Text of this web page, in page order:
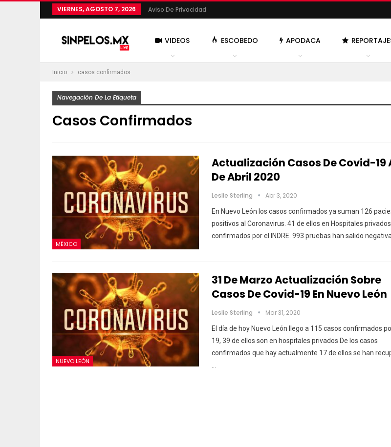
VIERNES, AGOSTO 7, 2026 Aviso De Privacidad
VIDEOS ESCOBEDO APODACA
Inicio casos confirmados
Navegación De La Etiqueta
Casos Confirmados
MÉXICO
Actualización Casos De Covid-19
De Abril 2020
Leslie Sterling Abr 3, 2020
En Nuevo León los casos confirmados ya suman 126
positivos al Coronavirus. 41 de ellos en Hospitales
confirmados por el INDRE. 993 pruebas han salido
NUEVO LEÓN
31 De Marzo Actualización Sobre
Casos De Covid-19 En Nuevo León
Leslie Sterling Mar 31, 2020
El día de hoy Nuevo León llego a 115 casos confirmados
19, 39 de ellos son en hospitales privados De los casos
confirmados que hay actualmente 17 de ellos se han